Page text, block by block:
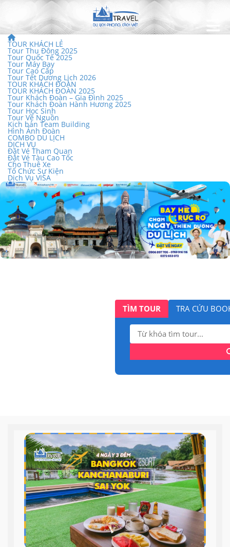
TOUR KHÁCH LẺ
Tour Thu Đông 2025
Tour Quốc Tế 2025
Tour Máy Bay
Tour Cao Cấp
Tour Tết Dương Lịch 2026
TOUR KHÁCH ĐOÀN
TOUR KHÁCH ĐOÀN 2025
Tour Khách Đoàn – Gia Đình 2025
Tour Khách Đoàn Hành Hương 2025
Tour Học Sinh
Tour Về Nguồn
Kịch bản Team Building
Hình Ảnh Đoàn
COMBO DU LỊCH
DỊCH VỤ
Đặt Vé Tham Quan
Đặt Vé Tàu Cao Tốc
Cho Thuê Xe
Tổ Chức Sự Kiện
Dịch Vụ VISA
TÌM TOUR TRA CỨU
Tìm
kiếm: